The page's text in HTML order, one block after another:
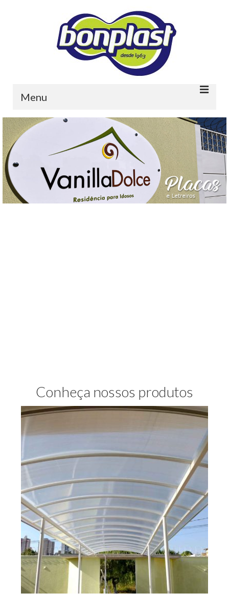
Menu
Home
Quem somos
Portfolio
Contato
Conheça nossos produtos